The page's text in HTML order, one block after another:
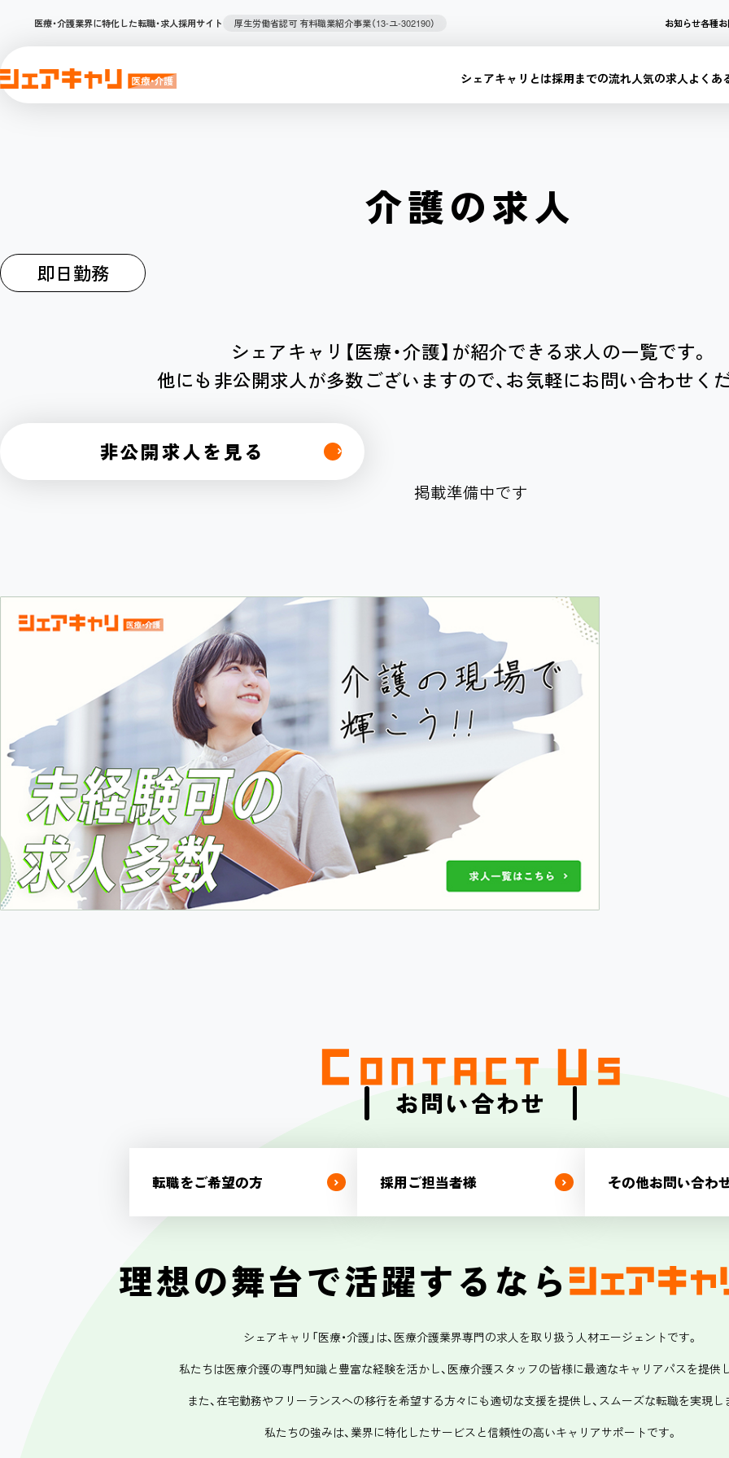
医療・介護業界に特化した転職・求人採用サイト 厚生労働省認可 有料職業紹介事業（13-ユ-302190） お知らせ各種
シェアキャリとは採用までの流れ人気の求人よくあ
介護の求人
即日勤務
シェアキャリ【医療・介護】が紹介できる求人の一覧です。
他にも非公開求人が多数ございますので、お気軽にお問い合わせく
非公開求人を見る
掲載準備中です
お問い合わせ
転職をご希望の方 採用ご担当者様 その他お問い合わ
理想の舞台で活躍するなら
シェアキャリ「医療・介護」は、 医療介護業界専門の求人を取り扱う人材エージェントです。
私たちは医療介護の専門知識と豊富な経験を活かし、 医療介護スタッフの皆様に最適なキャリアパスを提供
また、在宅勤務やフリーランスへの移行を希望する方々にも適切な支援を提供し、スムーズな転職を実現し
私たちの強みは、業界に特化したサービスと信頼性の高いキャリアサポートです。